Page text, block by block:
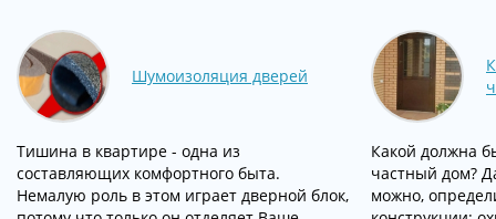
Шумоизоляция дверей
Тишина в квартире - одна из
составляющих комфортного быта.
Немалую роль в этом играет дверной блок,
Какой должна
частный дом?
можно,